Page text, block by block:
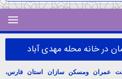
در خانه محله مهدی آباد
عمران ومسکن سازان استان فارس،